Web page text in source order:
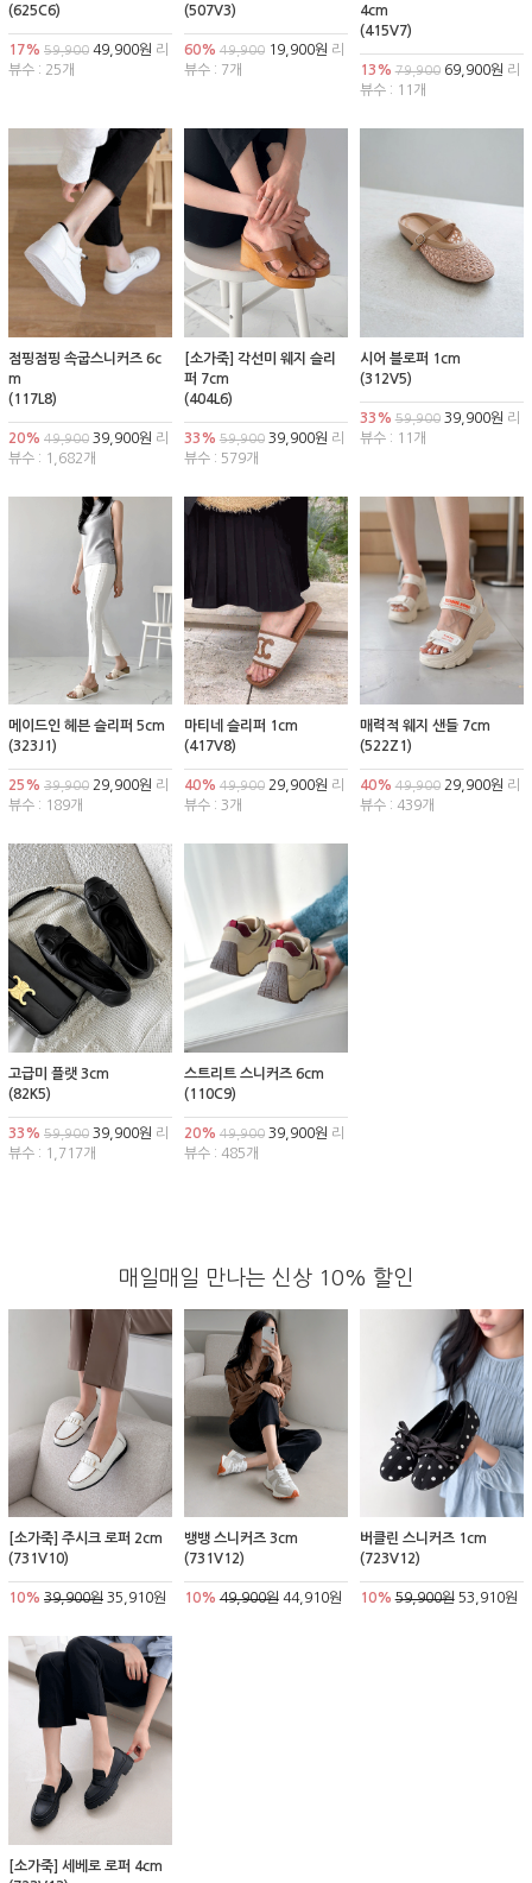
(625C6)
17% 59,900 49,900원 리
뷰수 : 25개
(507V3)
60% 49,90019,900원 리
뷰수 : 7개
4cm
(415V7)
13% 79,90069,900원 리
뷰수 : 11개
점핑점핑 속굽스니커즈 6c
m
(117L8)
20% 49,900 39,900원 리
뷰수 : 1,682개
[소가죽] 각선미 웨지 슬리
퍼 7cm
(404L6)
33% 59,90039,900원 리
뷰수 : 579개
시어 블로퍼 1cm
(312V5)
33% 59,90039,900원 리
뷰수 : 11개
메이드인 헤븐 슬리퍼 5cm
(323J1)
25% 39,900 29,900원 리
뷰수 : 189개
마티네 슬리퍼 1cm
(417V8)
40% 49,90029,900원 리
뷰수 : 3개
매력적 웨지 샌들 7cm
(522Z1)
40% 49,90029,900원 리
뷰수 : 439개
고급미 플랫 3cm
(82K5)
33% 59,900 39,900원 리
뷰수 : 1,717개
스트리트 스니커즈 6cm
(110C9)
20% 49,90039,900원 리
뷰수 : 485개
매일매일 만나는 신상 10% 할인
[소가죽] 주시크 로퍼 2cm
(731V10)
10% 39,900원 35,910원
뱅뱅 스니커즈 3cm
(731V12)
10% 49,900원44,910원
버클린 스니커즈 1cm
(723V12)
10% 59,900원53,910원
[소가죽] 세베로 로퍼 4cm